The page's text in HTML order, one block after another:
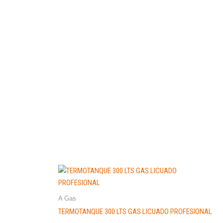
A Gas
TERMOTANQUE 300 LTS GAS LICUADO PROFESIONAL